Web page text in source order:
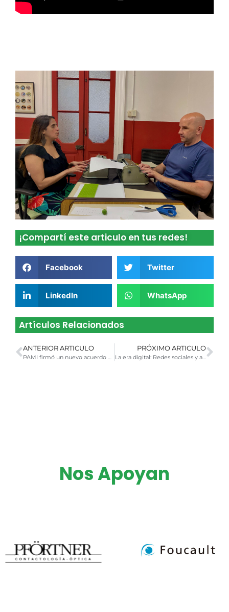
¡Compartí este articulo en tus redes!
Facebook Twitter
LinkedIn WhatsApp
Artículos Relacionados
ANTERIOR ARTICULO
PAMI firmó un nuevo acuerdo de medicamentos gratuitos para el 2023 entre las entidades farmacéuticas y laboratorios
PRÓXIMO ARTICULO
La era digital: Redes sociales y accesibilidad para personas con discapacidad visual
Nos Apoyan